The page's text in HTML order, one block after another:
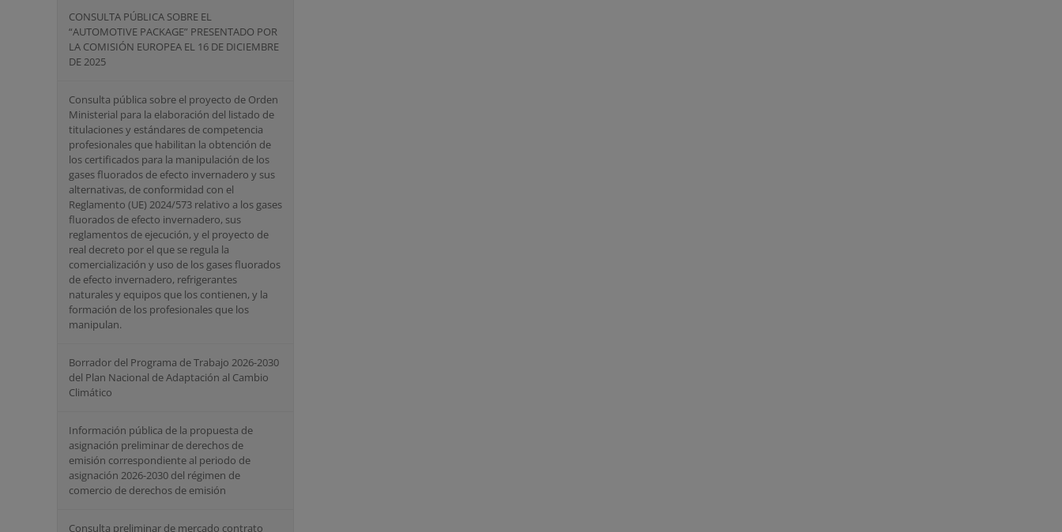
CONSULTA PÚBLICA SOBRE EL
“AUTOMOTIVE PACKAGE” PRESENTADO POR
LA COMISIÓN EUROPEA EL 16 DE DICIEMBRE
DE 2025
Consulta pública sobre el proyecto de Orden
Ministerial para la elaboración del listado de
titulaciones y estándares de competencia
profesionales que habilitan la obtención de
los certificados para la manipulación de los
gases fluorados de efecto invernadero y sus
alternativas, de conformidad con el
Reglamento (UE) 2024/573 relativo a los gases
fluorados de efecto invernadero, sus
reglamentos de ejecución, y el proyecto de
real decreto por el que se regula la
comercialización y uso de los gases fluorados
de efecto invernadero, refrigerantes
naturales y equipos que los contienen, y la
formación de los profesionales que los
manipulan.
Borrador del Programa de Trabajo 2026-2030
del Plan Nacional de Adaptación al Cambio
Climático
Información pública de la propuesta de
asignación preliminar de derechos de
emisión correspondiente al periodo de
asignación 2026-2030 del régimen de
comercio de derechos de emisión
Consulta preliminar de mercado contrato